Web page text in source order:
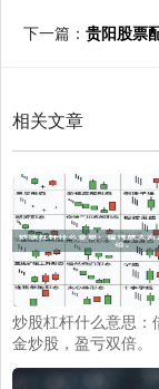
下一篇： 贵阳股票
相关文章
炒股杠杆什么意思：
金炒股，盈亏双倍。